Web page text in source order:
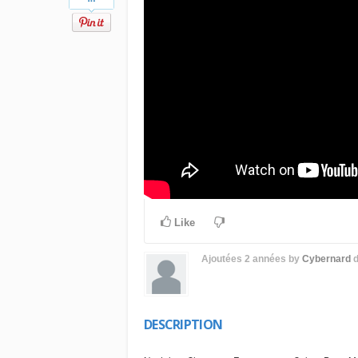
Like
Ajoutées 2 années by Cybernard
DESCRIPTION